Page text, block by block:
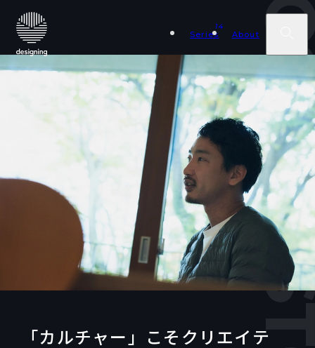
Series
14
About
「カルチャー」こそクリエイテ